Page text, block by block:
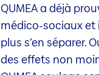
QUMEA a déjà
médico-sociaux et
plus s’en séparer.
des effets non